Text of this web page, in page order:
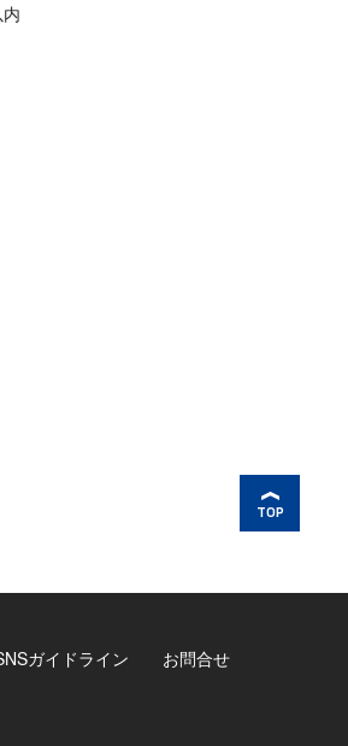
TOP
ガイドライン お問合せ